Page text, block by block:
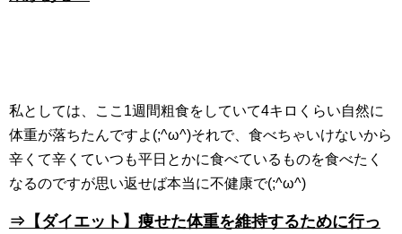
私としては、ここ1週間粗食をしていて4キロくらい自然に
体重が落ちたんですよ(;^ω^)それで、食べちゃいけないから
辛くて辛くていつも平日とかに食べているものを食べたく
なるのですが思い返せば本当に不健康で(;^ω^)
⇒【ダイエット】痩せた体重を維持するために行っ